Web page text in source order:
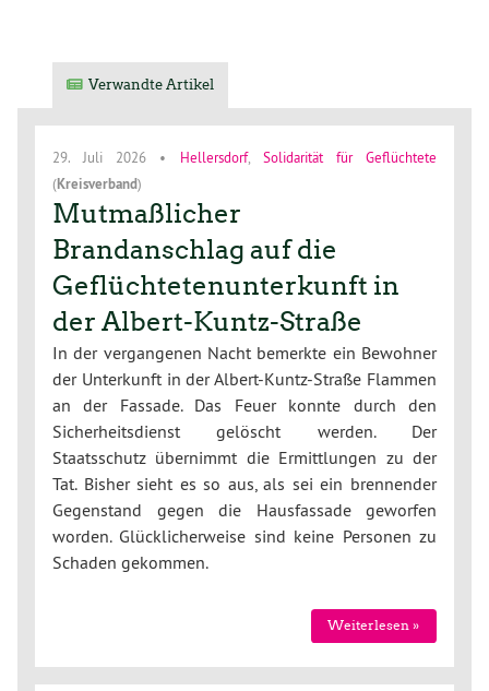
Verwandte Artikel
29. Juli 2026 • Hellersdorf, Solidarität für Geflüchtete
(Kreisverband)
Mutmaßlicher
Brandanschlag auf die
Geflüchtetenunterkunft in
der Albert-Kuntz-Straße
In der vergangenen Nacht bemerkte ein Bewohner
der Unterkunft in der Albert-Kuntz-Straße Flammen
an der Fassade. Das Feuer konnte durch den
Sicherheitsdienst gelöscht werden. Der
Staatsschutz übernimmt die Ermittlungen zu der
Tat. Bisher sieht es so aus, als sei ein brennender
Gegenstand gegen die Hausfassade geworfen
worden. Glücklicherweise sind keine Personen zu
Schaden gekommen.
Weiterlesen »